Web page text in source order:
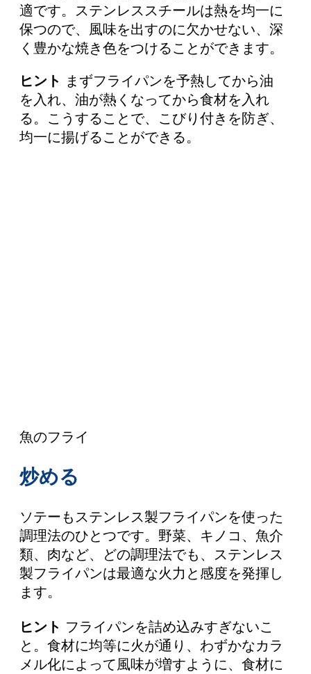
適です。ステンレススチールは熱を均一に
保つので、風味を出すのに欠かせない、深
く豊かな焼き色をつけることができます。
ヒント まずフライパンを予熱してから油
を入れ、油が熱くなってから食材を入れ
る。こうすることで、こびり付きを防ぎ、
均一に揚げることができる。
魚のフライ
炒める
ソテーもステンレス製フライパンを使った
調理法のひとつです。野菜、キノコ、魚介
類、肉など、どの調理法でも、ステンレス
製フライパンは最適な火力と感度を発揮し
ます。
ヒント フライパンを詰め込みすぎないこ
と。食材に均等に火が通り、わずかなカラ
メル化によって風味が増すように、食材に